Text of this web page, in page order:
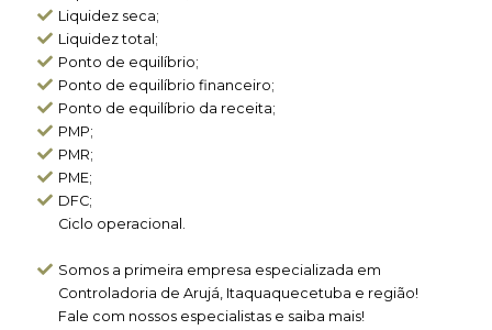
Liquidez seca;
Liquidez total;
Ponto de equilíbrio;
Ponto de equilíbrio financeiro;
Ponto de equilíbrio da receita;
PMP;
PMR;
PME;
DFC;
Ciclo operacional.
Somos a primeira empresa especializada em
Controladoria de Arujá, Itaquaquecetuba e região!
Fale com nossos especialistas e saiba mais!